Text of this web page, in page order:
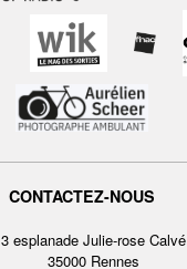
CONTACTEZ-NOUS
3 esplanade Julie-rose Calvé
35000 Rennes